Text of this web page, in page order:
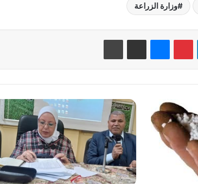
وزارة الزراعة
لينكدإن بينتيريستماسنجر مشاركة عبر البريد طباعة
الزراعة:
دورة
تدريبية
بالفيوم
لمكافحة
أخطر
أمراض
المحاصيل